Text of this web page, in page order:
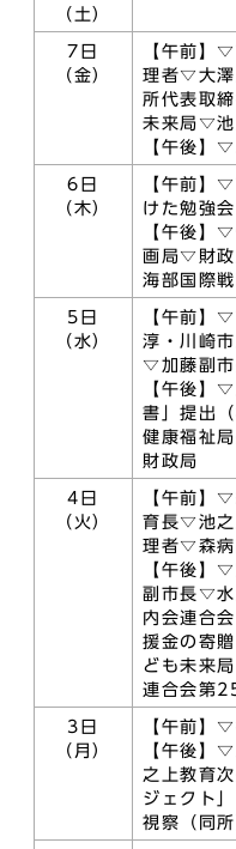
（土）
7日
（金）
【午前】
理者▽大
所代表取
未来局▽
【午後】
6日
（木）
【午前】
けた勉強会
【午後】
画局▽財
海部国際
5日
（水）
【午前】
淳・川崎
▽加藤副
【午後】
書」提出
健康福祉
財政局
4日
（火）
【午前】
育長▽池
理者▽森病
【午後】
副市長▽
内会連合
援金の寄
ども未来
連合会第
3日
（月）
【午前】
【午後】
之上教育
ジェクト
視察（同所